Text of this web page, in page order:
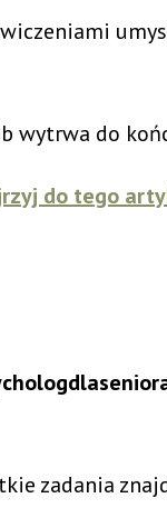
wytrwa do
do tego
zadania